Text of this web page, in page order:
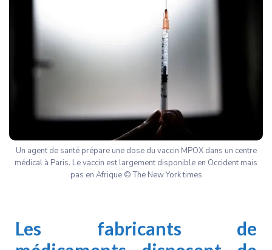
Un agent de santé prépare une dose du vaccin MPOX dans un centre
médical à Paris. Le vaccin est largement disponible en Occident mais
pas en Afrique © The New York times
Les fabricants de